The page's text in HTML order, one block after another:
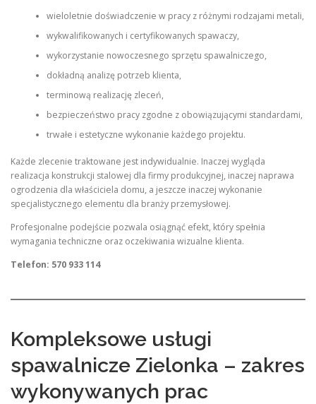
wieloletnie doświadczenie w pracy z różnymi rodzajami metali,
wykwalifikowanych i certyfikowanych spawaczy,
wykorzystanie nowoczesnego sprzętu spawalniczego,
dokładną analizę potrzeb klienta,
terminową realizację zleceń,
bezpieczeństwo pracy zgodne z obowiązującymi standardami,
trwałe i estetyczne wykonanie każdego projektu.
Każde zlecenie traktowane jest indywidualnie. Inaczej wygląda
realizacja konstrukcji stalowej dla firmy produkcyjnej, inaczej naprawa
ogrodzenia dla właściciela domu, a jeszcze inaczej wykonanie
specjalistycznego elementu dla branży przemysłowej.
Profesjonalne podejście pozwala osiągnąć efekt, który spełnia
wymagania techniczne oraz oczekiwania wizualne klienta.
Telefon: 570 933 114
Kompleksowe usługi
spawalnicze Zielonka – zakres
wykonywanych prac